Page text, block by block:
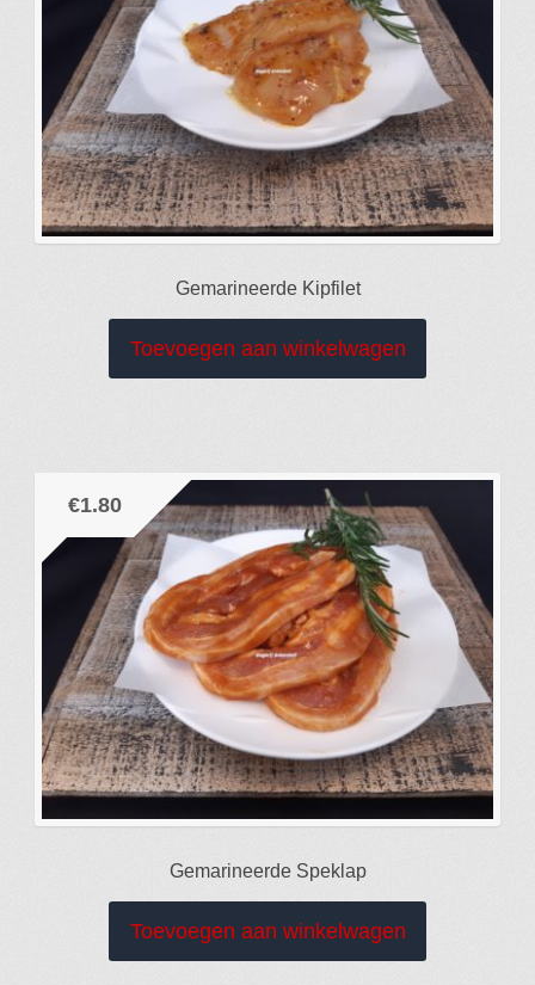
Gemarineerde Kipfilet
Toevoegen aan winkelwagen
Gemarineerde Speklap
€1.80
Toevoegen aan winkelwagen